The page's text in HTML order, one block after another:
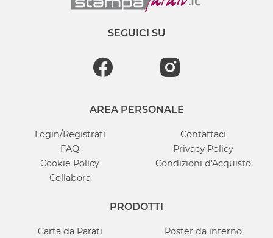
SEGUICI SU
AREA PERSONALE
Login/Registrati
Contattaci
FAQ
Privacy Policy
Cookie Policy
Condizioni d'Acquisto
Collabora
PRODOTTI
Carta da Parati
Poster da interno